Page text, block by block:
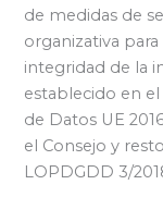
de medidas de
organizativa
integridad de la
establecido en
de Datos UE
el Consejo y
LOPDGDD 3/